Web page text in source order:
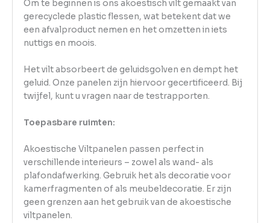
Om te beginnen is ons akoestisch vilt gemaakt van
gerecyclede plastic flessen, wat betekent dat we
een afvalproduct nemen en het omzetten in iets
nuttigs en moois.
Het vilt absorbeert de geluidsgolven en dempt het
geluid. Onze panelen zijn hiervoor gecertificeerd. Bij
twijfel, kunt u vragen naar de testrapporten.
Toepasbare ruimten:
Akoestische Viltpanelen passen perfect in
verschillende interieurs – zowel als wand- als
plafondafwerking. Gebruik het als decoratie voor
kamerfragmenten of als meubeldecoratie. Er zijn
geen grenzen aan het gebruik van de akoestische
viltpanelen.